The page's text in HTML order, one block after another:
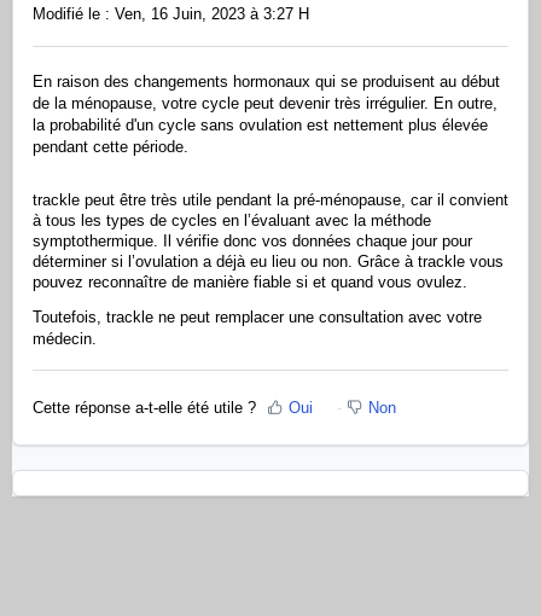
Modifié le : Ven, 16 Juin, 2023 à 3:27 H
En raison des changements hormonaux qui se produisent au début
de la ménopause, votre cycle peut devenir très irrégulier. En outre,
la probabilité d'un cycle sans ovulation est nettement plus élevée
pendant cette période.
trackle peut être très utile pendant la pré-ménopause, car il convient
à tous les types de cycles en l’évaluant avec la méthode
symptothermique. Il vérifie donc vos données chaque jour pour
déterminer si l’ovulation a déjà eu lieu ou non. Grâce à trackle vous
pouvez reconnaître de manière fiable si et quand vous ovulez.
Toutefois, trackle ne peut remplacer une consultation avec votre
médecin.
Cette réponse a-t-elle été utile ? Oui Non